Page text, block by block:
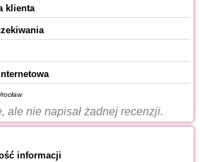
klienta
ale nie napisał żadnej recenzji.
informacji